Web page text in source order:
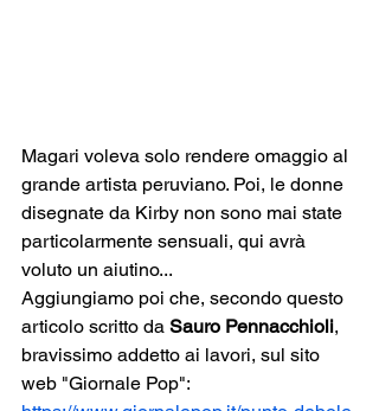
Magari voleva solo rendere omaggio al
grande artista peruviano. Poi, le donne
disegnate da Kirby non sono mai state
particolarmente sensuali, qui avrà
voluto un aiutino...
Aggiungiamo poi che, secondo questo
articolo scritto da Sauro Pennacchioli,
bravissimo addetto ai lavori, sul sito
web "Giornale Pop":